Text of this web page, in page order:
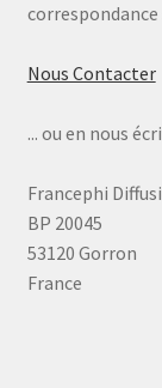
Nous Contacter
... ou en nous
Francephi
BP 20045
53120 Gorron
France